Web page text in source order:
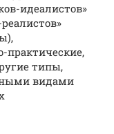
идеалистов»
практические,
типы,
видами